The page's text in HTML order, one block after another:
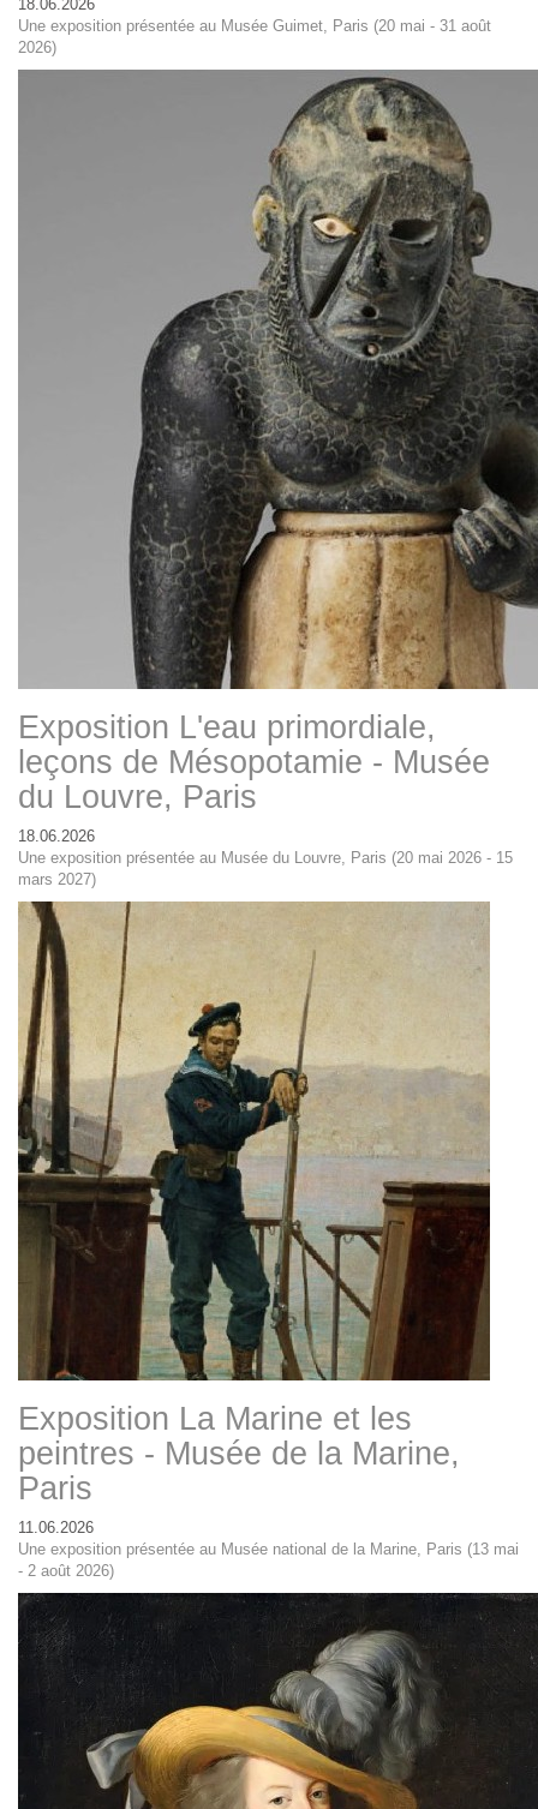
18.06.2026
Une exposition présentée au Musée Guimet, Paris (20 mai - 31 août
2026)
Exposition L'eau primordiale,
leçons de Mésopotamie - Musée
du Louvre, Paris
18.06.2026
Une exposition présentée au Musée du Louvre, Paris (20 mai 2026 - 15
mars 2027)
Exposition La Marine et les
peintres - Musée de la Marine,
Paris
11.06.2026
Une exposition présentée au Musée national de la Marine, Paris (13 mai
- 2 août 2026)